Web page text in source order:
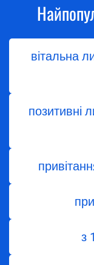
вітальна
позитивні
з